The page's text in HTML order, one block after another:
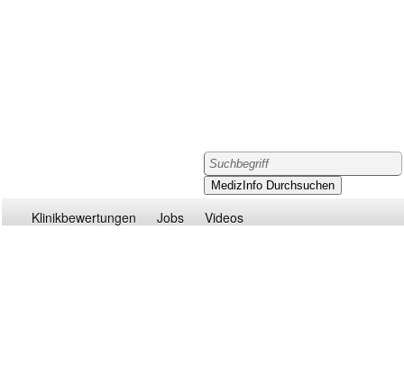
Klinikbewertungen Jobs Videos